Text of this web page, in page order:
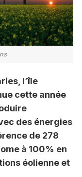
l’île
cette année
des énergies
de 278
à 100% en
éolienne et